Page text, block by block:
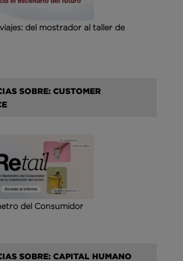
del mostrador al taller de
SOBRE: CUSTOMER
del Consumidor
SOBRE: CAPITAL HUMANO